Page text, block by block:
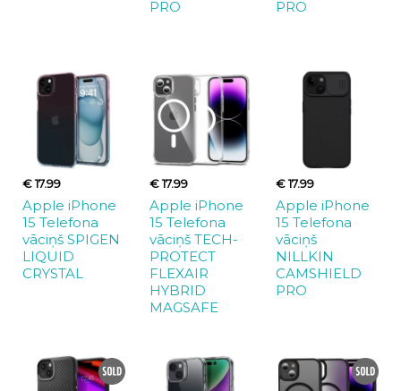
PRO
PRO
€ 17.99
Apple iPhone
15 Telefona
vāciņš SPIGEN
LIQUID
CRYSTAL
€ 17.99
Apple iPhone
15 Telefona
vāciņš TECH-
PROTECT
FLEXAIR
HYBRID
MAGSAFE
€ 17.99
Apple iPhone
15 Telefona
vāciņš
NILLKIN
CAMSHIELD
PRO